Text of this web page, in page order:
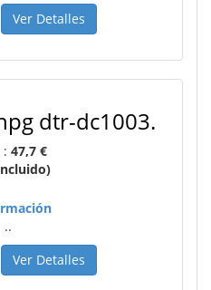
Ver Detalles
dtr-dc1003.
: 47,7 €
..
Ver Detalles